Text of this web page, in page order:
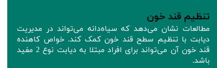
تنظیم قند خون
مطالعات نشان می‌دهد که سیاه‌دانه می‌تواند در مدیریت
دیابت با تنظیم سطح قند خون کمک کند. خواص کاهنده
قند خون آن می‌تواند برای افراد مبتلا به دیابت نوع 2 مفید
باشد.